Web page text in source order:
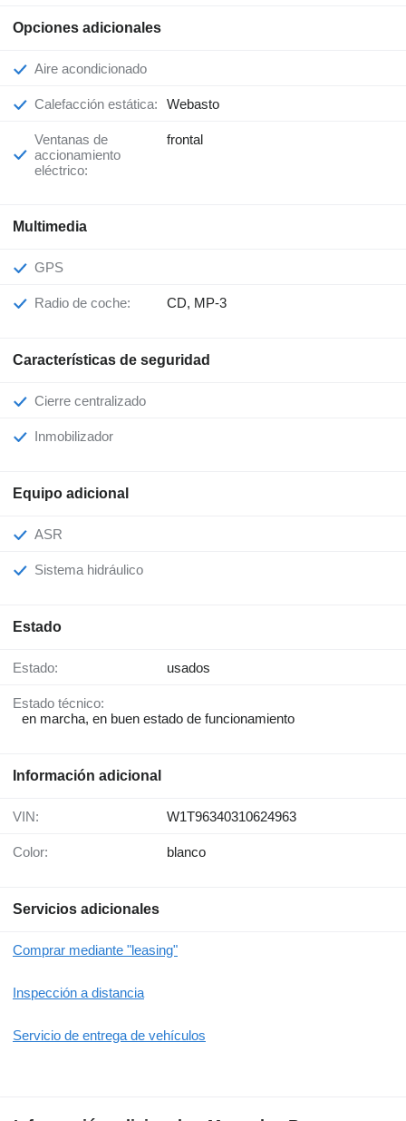
Opciones adicionales
Aire acondicionado
Calefacción estática: Webasto
Ventanas de
accionamiento
eléctrico:
frontal
Multimedia
GPS
Radio de coche: CD, MP-3
Características de seguridad
Cierre centralizado
Inmobilizador
Equipo adicional
ASR
Sistema hidráulico
Estado
Estado: usados
Estado técnico:
en marcha, en buen estado de funcionamiento
Información adicional
VIN: W1T96340310624963
Color: blanco
Servicios adicionales
Comprar mediante "leasing"
Inspección a distancia
Servicio de entrega de vehículos